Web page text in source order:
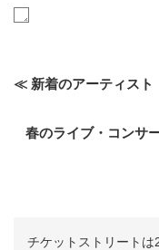
≪ 新着のアーティスト
春のライブ・コンサ
チケットストリート